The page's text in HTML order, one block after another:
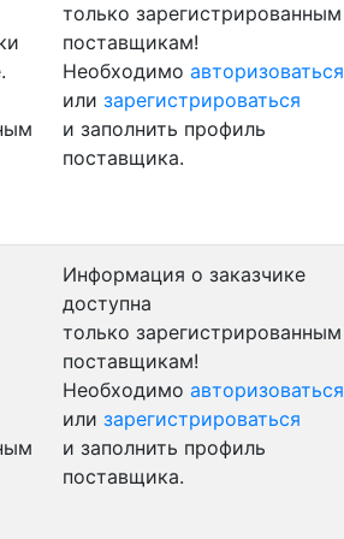
только зарегистрированным
поставщикам!
Необходимо авторизоваться
или зарегистрироваться
и заполнить профиль
поставщика.
Информация о заказчике
доступна
только зарегистрированным
поставщикам!
Необходимо авторизоваться
или зарегистрироваться
и заполнить профиль
поставщика.